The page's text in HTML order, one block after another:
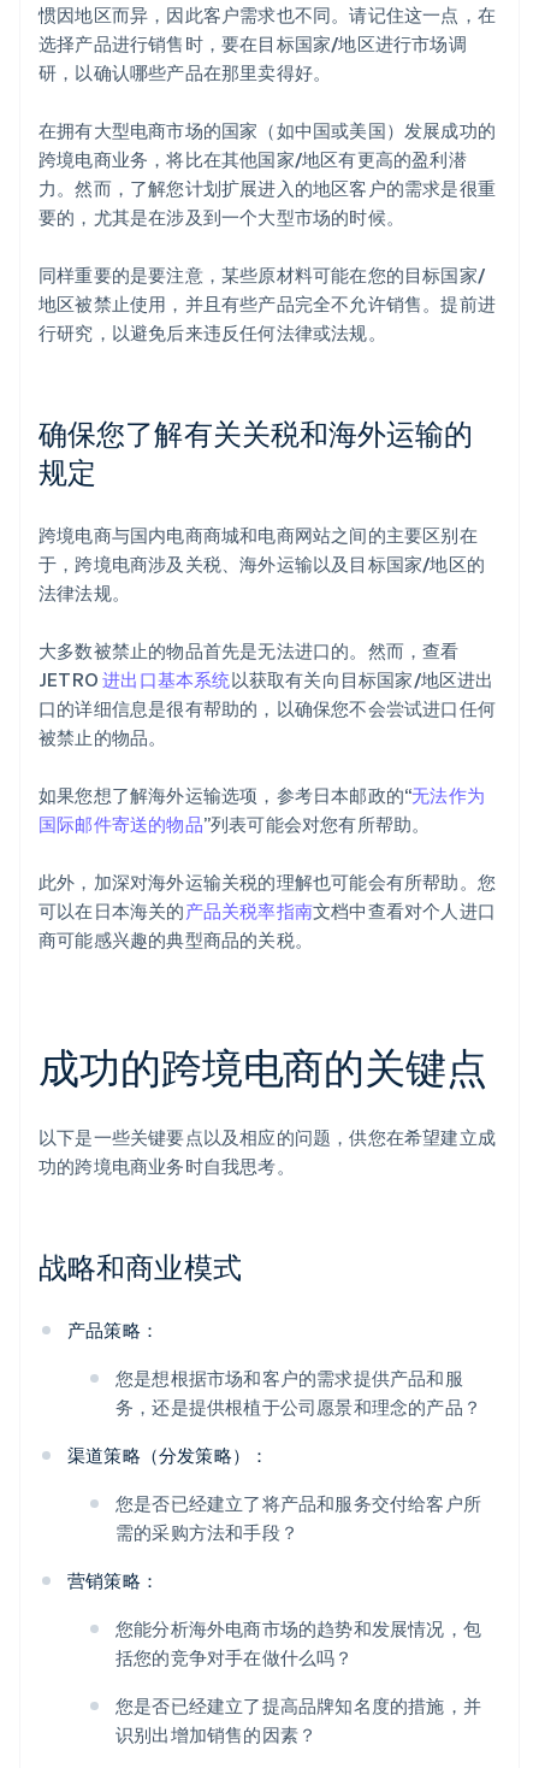
惯因地区而异，因此客户需求也不同。请记住这一点，在
选择产品进行销售时，要在目标国家/地区进行市场调
研，以确认哪些产品在那里卖得好。
在拥有大型电商市场的国家（如中国或美国）发展成功的
跨境电商业务，将比在其他国家/地区有更高的盈利潜
力。然而，了解您计划扩展进入的地区客户的需求是很重
要的，尤其是在涉及到一个大型市场的时候。
同样重要的是要注意，某些原材料可能在您的目标国家/
地区被禁止使用，并且有些产品完全不允许销售。提前进
行研究，以避免后来违反任何法律或法规。
确保您了解有关关税和海外运输的
规定
跨境电商与国内电商商城和电商网站之间的主要区别在
于，跨境电商涉及关税、海外运输以及目标国家/地区的
法律法规。
大多数被禁止的物品首先是无法进口的。然而，查看
JETRO进出口基本系统以获取有关向目标国家/地区进出
口的详细信息是很有帮助的，以确保您不会尝试进口任何
被禁止的物品。
如果您想了解海外运输选项，参考日本邮政的“无法作为
国际邮件寄送的物品”列表可能会对您有所帮助。
此外，加深对海外运输关税的理解也可能会有所帮助。您
可以在日本海关的产品关税率指南文档中查看对个人进口
商可能感兴趣的典型商品的关税。
成功的跨境电商的关键点
以下是一些关键要点以及相应的问题，供您在希望建立成
功的跨境电商业务时自我思考。
战略和商业模式
产品策略：
您是想根据市场和客户的需求提供产品和服
务，还是提供根植于公司愿景和理念的产品？
渠道策略（分发策略）：
您是否已经建立了将产品和服务交付给客户所
需的采购方法和手段？
营销策略：
您能分析海外电商市场的趋势和发展情况，包
括您的竞争对手在做什么吗？
您是否已经建立了提高品牌知名度的措施，并
识别出增加销售的因素？